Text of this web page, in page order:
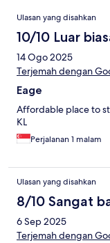
Ulasan
Ulasan yang disahkan
10/10 Luar
14 Ogo 2025
Terjemah dengan
Eage
Affordable place to
KL
Perjalanan 1 malam
Ulasan yang disahkan
8/10 Sangat
6 Sep 2025
Terjemah dengan